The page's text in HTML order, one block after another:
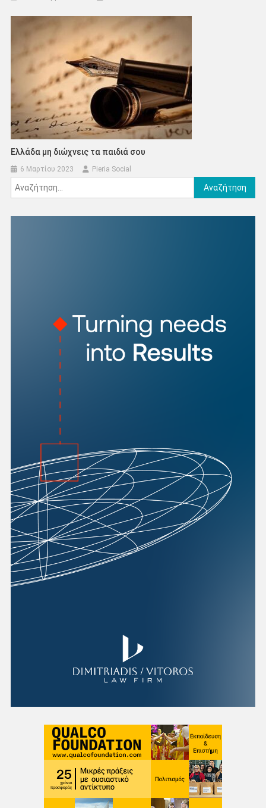
Ελλάδα μη διώχνεις τα παιδιά σου
6 Μαρτίου 2023 Pieria Social
Αναζήτηση
για: